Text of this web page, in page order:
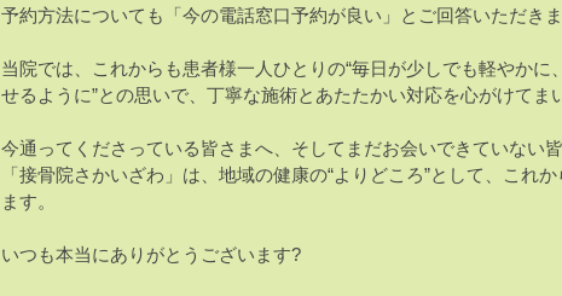
予約方法についても「今の電話窓口予約が良い」とご回答いただきま
当院では、これからも患者様一人ひとりの“毎日が少しでも軽やかに
せるように”との思いで、丁寧な施術とあたたかい対応を心がけてま
今通ってくださっている皆さまへ、そしてまだお会いできていない皆
「接骨院さかいざわ」は、地域の健康の“よりどころ”として、これ
ます。
いつも本当にありがとうございます?